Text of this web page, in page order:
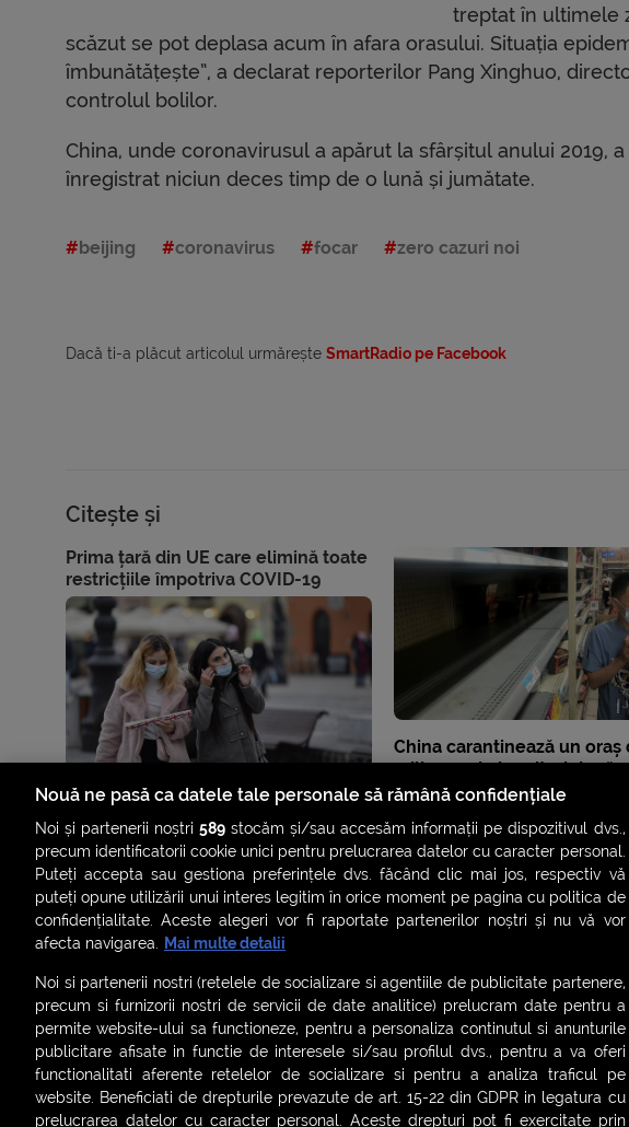
treptat în ultimele
scăzut se pot deplasa acum în afara orasului. Situația
îmbunătățește”, a declarat reporterilor Pang Xinghuo,
controlul bolilor.
China, unde coronavirusul a apărut la sfârșitul anului 2019,
înregistrat niciun deces timp de o lună și jumătate.
beijing coronavirus focar zero cazuri noi
Dacă ti-a plăcut articolul urmărește SmartRadio pe Facebook
Citește și
Prima țară din UE care elimină toate
restricțiile împotriva COVID-19
China carantinează un oraș
milioane de locuitori după
fost identificate noi cazuri
ȘTIRI SMART SHORTS LIVE FEVER BRUNCH FEVER
ASCULTĂ ACUM RADIOURILE SMART
Nouă ne pasă ca datele tale personale să rămână confidențiale
Noi și partenerii noștri589 stocăm și/sau accesăm informații pe dispozitivul dvs.,
precum identificatorii cookie unici pentru prelucrarea datelor cu caracter personal.
Puteți accepta sau gestiona preferințele dvs. făcând clic mai jos, respectiv vă
puteți opune utilizării unui interes legitim în orice moment pe pagina cu politica de
confidențialitate. Aceste alegeri vor fi raportate partenerilor noștri și nu vă vor
afecta navigarea. Mai multe detalii
Noi si partenerii nostri (retelele de socializare si agentiile de publicitate partenere,
precum si furnizorii nostri de servicii de date analitice) prelucram date pentru a
permite website-ului sa functioneze, pentru a personaliza continutul si anunturile
publicitare afisate in functie de interesele si/sau profilul dvs., pentru a va oferi
functionalitati aferente retelelor de socializare si pentru a analiza traficul pe
website. Beneficiati de drepturile prevazute de art. 15-22 din GDPR in legatura cu
prelucrarea datelor cu caracter personal. Aceste drepturi pot fi exercitate prin